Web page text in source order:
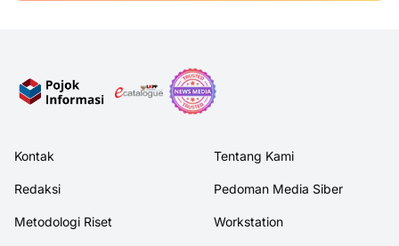
Kontak Tentang Kami
Redaksi Pedoman Media Siber
Metodologi Riset Workstation